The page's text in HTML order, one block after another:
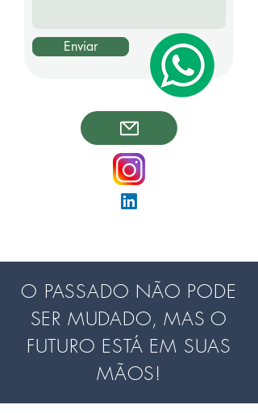
Enviar
O PASSADO NÃO PODE
SER MUDADO, MAS O
FUTURO ESTÁ EM SUAS
MÃOS!